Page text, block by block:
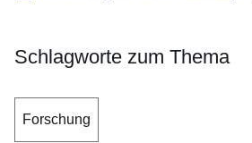
Schlagworte zum Thema
Forschung